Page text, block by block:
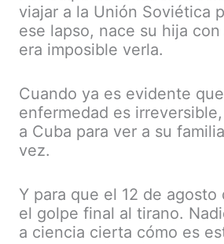
viajar a la Unión Soviética
ese lapso, nace su hija
era imposible verla.
Cuando ya es evidente
enfermedad es
a Cuba para ver a su
vez.
Y para que el 12 de agosto
el golpe final al tirano.
a ciencia cierta cómo es